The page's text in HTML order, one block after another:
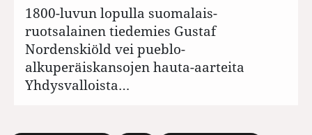
1800-luvun lopulla suomalais-
ruotsalainen tiedemies Gustaf
Nordenskiöld vei pueblo-
alkuperäiskansojen hauta-aarteita
Yhdysvalloista…